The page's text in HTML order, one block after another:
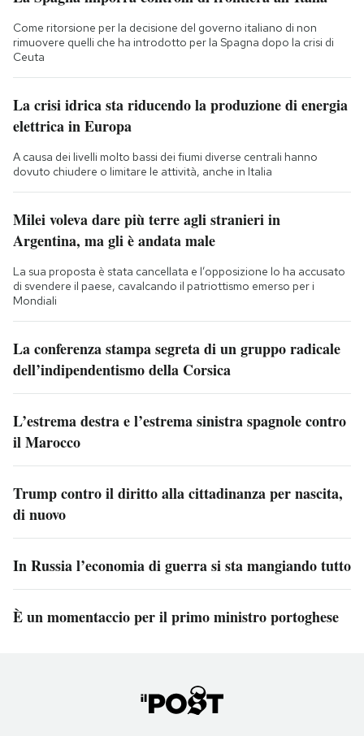
Come ritorsione per la decisione del governo italiano di non
rimuovere quelli che ha introdotto per la Spagna dopo la crisi di
Ceuta
La crisi idrica sta riducendo la produzione di energia
elettrica in Europa
A causa dei livelli molto bassi dei fiumi diverse centrali hanno
dovuto chiudere o limitare le attività, anche in Italia
Milei voleva dare più terre agli stranieri in
Argentina, ma gli è andata male
La sua proposta è stata cancellata e l’opposizione lo ha accusato
di svendere il paese, cavalcando il patriottismo emerso per i
Mondiali
La conferenza stampa segreta di un gruppo radicale
dell’indipendentismo della Corsica
L’estrema destra e l’estrema sinistra spagnole contro
il Marocco
Trump contro il diritto alla cittadinanza per nascita,
di nuovo
In Russia l’economia di guerra si sta mangiando tutto
È un momentaccio per il primo ministro portoghese